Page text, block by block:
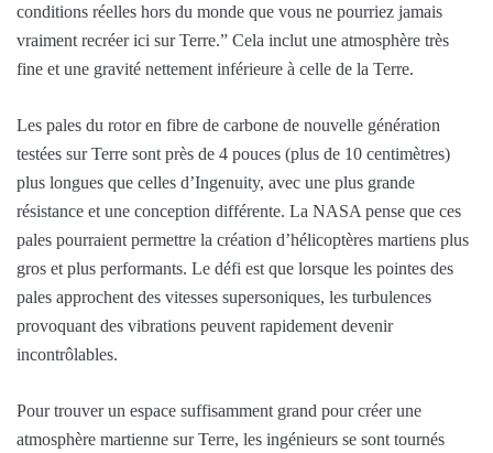
conditions réelles hors du monde que vous ne pourriez jamais
vraiment recréer ici sur Terre.” Cela inclut une atmosphère très
fine et une gravité nettement inférieure à celle de la Terre.
Les pales du rotor en fibre de carbone de nouvelle génération
testées sur Terre sont près de 4 pouces (plus de 10 centimètres)
plus longues que celles d’Ingenuity, avec une plus grande
résistance et une conception différente. La NASA pense que ces
pales pourraient permettre la création d’hélicoptères martiens plus
gros et plus performants. Le défi est que lorsque les pointes des
pales approchent des vitesses supersoniques, les turbulences
provoquant des vibrations peuvent rapidement devenir
incontrôlables.
Pour trouver un espace suffisamment grand pour créer une
atmosphère martienne sur Terre, les ingénieurs se sont tournés